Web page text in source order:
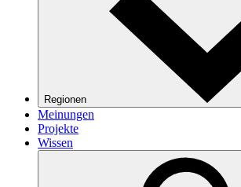
Regionen
Meinungen
Projekte
Wissen